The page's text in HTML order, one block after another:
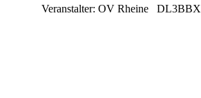
Veranstalter: OV Rheine DL3BBX